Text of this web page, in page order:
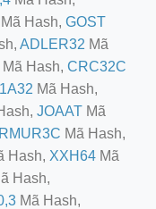
fabrication
Mã Hash, GOST
ADLER32 Mã
Mã Hash, CRC32C
Mã Hash,
JOAAT Mã
Mã Hash,
Hash, XXH64 Mã
Hash,
Mã Hash,